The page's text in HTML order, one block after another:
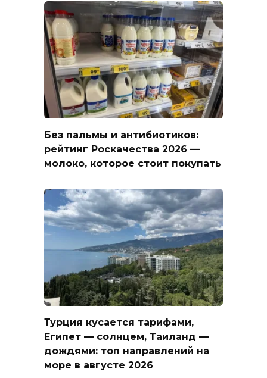
Без пальмы и антибиотиков:
рейтинг Роскачества 2026 —
молоко, которое стоит покупать
Турция кусается тарифами,
Египет — солнцем, Таиланд —
дождями: топ направлений на
море в августе 2026